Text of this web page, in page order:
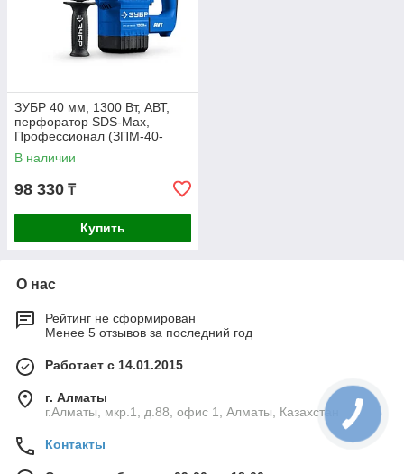
ЗУБР 40 мм, 1300 Вт, АВТ,
перфоратор SDS-Max,
Профессионал (ЗПМ-40-
1300 ЭВ)
В наличии
98 330 ₸
Купить
О нас
Рейтинг не сформирован
Менее 5 отзывов за последний год
Работает с 14.01.2015
г. Алматы
г.Алматы, мкр.1, д.88, офис 1, Алматы, Казахстан
Контакты